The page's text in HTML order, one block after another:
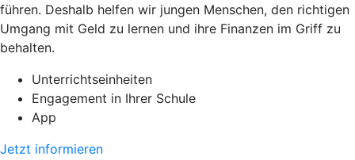
führen. Deshalb helfen wir jungen Menschen, den richtigen
Umgang mit Geld zu lernen und ihre Finanzen im Griff zu
behalten.
Unterrichtseinheiten
Engagement in Ihrer Schule
App
Jetzt informieren